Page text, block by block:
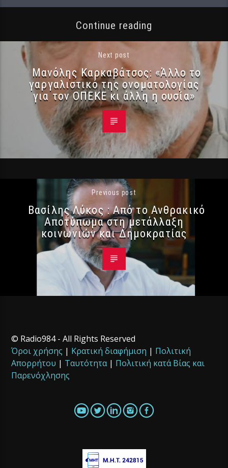
Continue reading
Next post
Μανόλης Καρκαβάτσος: «Άλλο το
γαργαλιστικό της ονοματολογίας
για τον ΟΠΕΚΕ κι άλλη η ουσία»
Previous post
Βασίλης Λύκος : Από το Ανθρακικό
Αποτύπωμα στη μετάλλαξη
κοινωνιών και Δημοκρατίας
© Radio984 - All Rights Reserved
Όροι χρήσης | Κρατική διαφήμιση | Πολιτική
Απορρήτου | Ταυτότητα| Πολιτική κατά Βίας και
Παρενόχλησης